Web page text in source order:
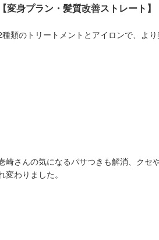
【​変身プラン・髪質改善ストレート】
種類のトリートメントとアイロンで、より
崎さんの気になるパサつきも解消、クセ
変わりました。